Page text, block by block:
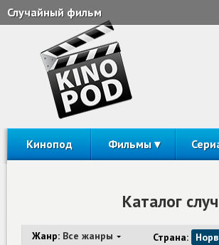
Случайный фильм
Кинопод Фильмы
Каталог
Жанр: Все жанры Страна: